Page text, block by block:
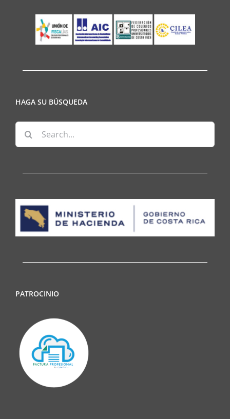
HAGA SU BÚSQUEDA
Search
for:
PATROCINIO